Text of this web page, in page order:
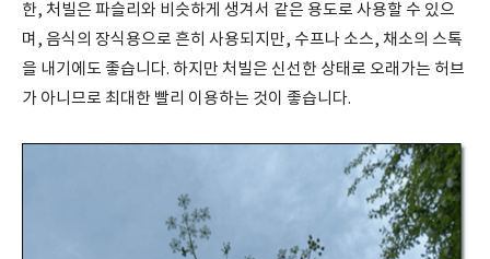
한, 처빌은 파슬리와 비슷하게 생겨서 같은 용도로 사용할 수 있으
며, 음식의 장식용으로 흔히 사용되지만, 수프나 소스, 채소의 스톡
을 내기에도 좋습니다. 하지만 처빌은 신선한 상태로 오래가는 허브
가 아니므로 최대한 빨리 이용하는 것이 좋습니다.